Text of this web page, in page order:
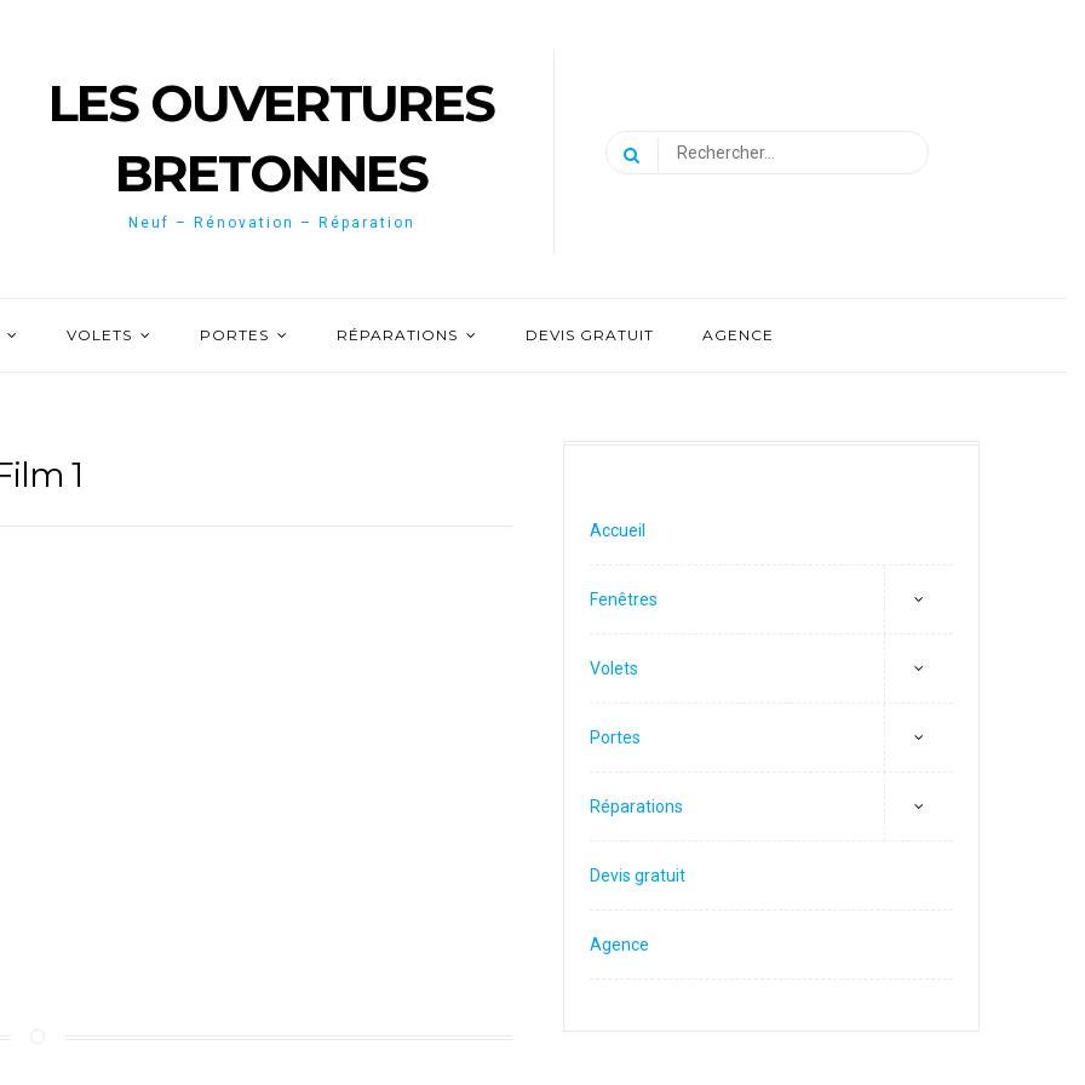
LES OUVERTURES
BRETONNES
Neuf – Rénovation – Réparation
Rechercher :
VOLETS PORTES RÉPARATIONS DEVIS GRATUIT AGENCE
1
Accueil
Fenêtres
Volets
Portes
Réparations
Devis gratuit
Agence